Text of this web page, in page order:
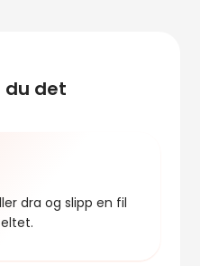
du det
dra og slipp en fil